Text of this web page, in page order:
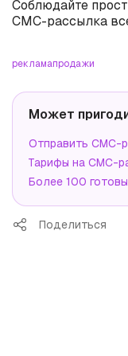
Соблюдайте
СМС-рассылка
рекламапродажи
Может
Отправить СМС-
Тарифы на СМС-
Более 100
Поделиться